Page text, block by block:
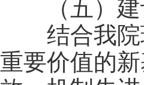
（五）建
结合我院现
重要价值的